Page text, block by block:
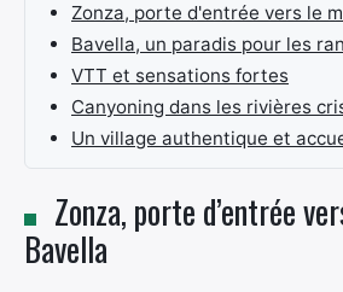
Zonza, porte d'entrée vers le
Bavella, un paradis pour les
VTT et sensations fortes
Canyoning dans les rivières
Un village authentique et
Zonza, porte d’entrée
Bavella